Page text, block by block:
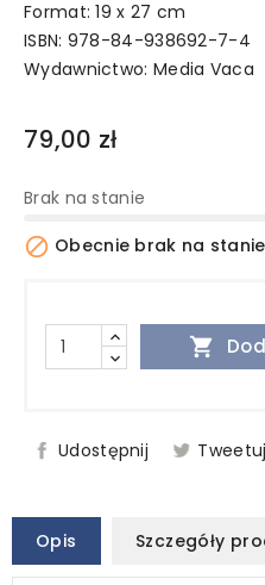
Format: 19 x 27 cm
ISBN: 978-84-938692-7-4
Wydawnictwo: Media Vaca
79,00 zł
Brak na stanie
 Obecnie brak na stanie

Udostępnij Tweetuj
Opis Szczegóły